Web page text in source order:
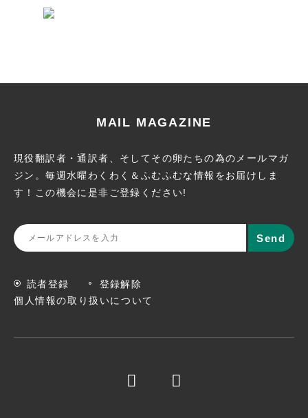
MAIL MAGAZINE
現役翻訳者・通訳者、そしてその卵たちの為のメールマガ
ジン。毎週水曜わくわく＆ふむふむな情報をお届けしま
す！この機会に是非ご登録ください!
読者登録
登録解除
個人情報の取り扱いについて